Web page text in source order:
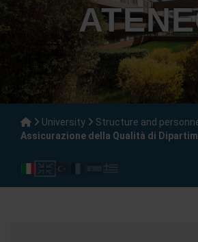
University Structure and
Assicurazione della Qualità di